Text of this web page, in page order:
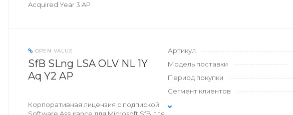
Acquired Year 3 AP
OPEN VALUE
SfB SLng LSA OLV NL 1Y
Aq Y2 AP
Корпоративная лицензия с подпиской
Артикул
Модель поставки
Период покупки
Сегмент клиентов